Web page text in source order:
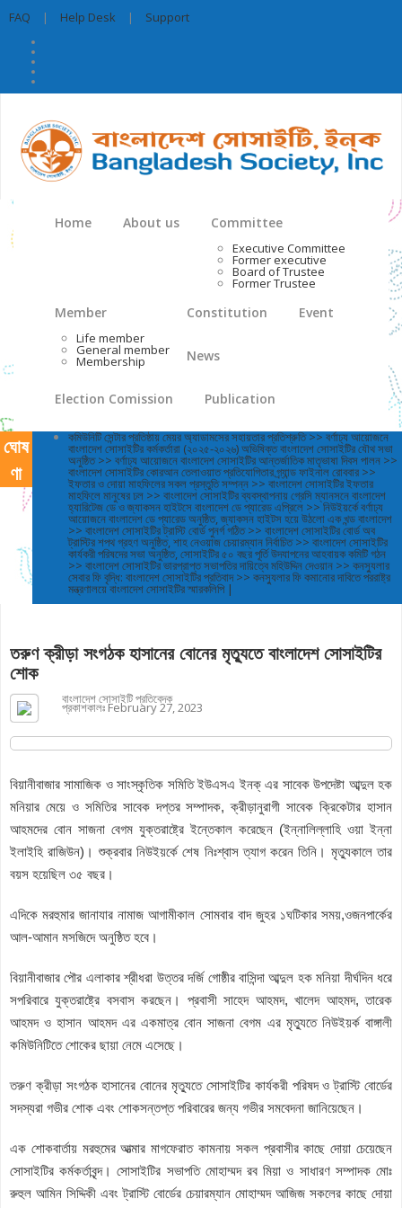
FAQ | Help Desk | Support
Home About us Committee
Executive Committee
Former executive
Board of Trustee
Former Trustee
Member
Life member
General member
Membership
Constitution Event
News
Election Comission Publication
Contacts
ঘোষ
ণা
কমিউনিটি সেন্টার প্রতিষ্ঠায় মেয়র অ্যাডামসের সহায়তার প্রতিশ্রুতি >> বর্ণাঢ্য আয়োজনে
বাংলাদেশ সোসাইটির কর্মকর্তারা (২০২৫-২০২৬) অভিষিক্ত বাংলাদেশ সোসাইটির যৌথ সভা
অনুষ্ঠিত >> বর্ণাঢ্য আয়োজনে বাংলাদেশ সোসাইটির আন্তর্জাতিক মাতৃভাষা দিবস পালন >>
বাংলাদেশ সোসাইটির কোরআন তেলাওয়াত প্রতিযোগিতার গ্র্যান্ড ফাইনাল রোববার >>
ইফতার ও দোয়া মাহফিলের সকল প্রস্তুতি সম্পন্ন >> বাংলাদেশ সোসাইটির ইফতার
মাহফিলে মানুষের ঢল >> বাংলাদেশ সোসাইটির ব্যবস্থাপনায় গ্রেসি ম্যানসনে বাংলাদেশ
হ্যারিটেজ ডে ও জ্যাকসন হাইটসে বাংলাদেশ ডে প্যারেড এপ্রিলে >> নিউইয়র্কে বর্ণাঢ্য
আয়োজনে বাংলাদেশ ডে প্যারেড অনুষ্ঠিত, জ্যাকসন হাইটস হয়ে উঠলো এক খন্ড বাংলাদেশ
>> বাংলাদেশ সোসাইটির ট্রাস্টি বোর্ড পুনর্গ গঠিত >> বাংলাদেশ সোসাইটির বোর্ড অব
ট্রাস্টির শপথ গ্রহণ অনুষ্ঠিত, শাহ নেওয়াজ চেয়ারম্যান নির্বাচিত >> বাংলাদেশ সোসাইটির
কার্যকরী পরিষদের সভা অনুষ্ঠিত, সোসাইটির ৫০ বছর পূর্তি উদযাপনের আহবায়ক কমিটি গঠন
>> বাংলাদেশ সোসাইটির ভারপ্রাপ্ত সভাপতির দায়িত্বে মহিউদ্দিন দেওয়ান >> কনস্যুলার
সেবার ফি বৃদ্ধি: বাংলাদেশ সোসাইটির প্রতিবাদ >> কনস্যুলার ফি কমানোর দাবিতে পররাষ্ট্র
মন্ত্রণালয়ে বাংলাদেশ সোসাইটির স্মারকলিপি |
তরুণ ক্রীড়া সংগঠক হাসানের বোনের মৃত্যুতে বাংলাদেশ সোসাইটির
শোক
বাংলাদেশ সোসাইটি প্রতিবেদক
প্রকাশকালঃFebruary 27, 2023
বিয়ানীবাজার সামাজিক ও সাংস্কৃতিক সমিতি ইউএসএ ইনক্ এর সাবেক উপদেষ্টা আব্দুল হক
মনিয়ার মেয়ে ও সমিতির সাবেক দপ্তর সম্পাদক, ক্রীড়ানুরাগী সাবেক ক্রিকেটার হাসান
আহমদের বোন সাজনা বেগম যুক্তরাষ্ট্রে ইন্তেকাল করেছেন (ইন্নালিল্লাহি ওয়া ইন্না
ইলাইহি রাজিউন)। শুক্রবার নিউইয়র্কে শেষ নিঃশ্বাস ত্যাগ করেন তিনি। মৃত্যুকালে তার
বয়স হয়েছিল ৩৫ বছর।
এদিকে মরহুমার জানাযার নামাজ আগামীকাল সোমবার বাদ জুহর ১ঘটিকার সময়,ওজনপার্কের
আল-আমান মসজিদে অনুষ্ঠিত হবে।
বিয়ানীবাজার পৌর এলাকার শ্রীধরা উত্তর দর্জি গোষ্ঠীর বাসিন্দা আব্দুল হক মনিয়া দীর্ঘদিন ধরে
সপরিবারে যুক্তরাষ্ট্রে বসবাস করছেন। প্রবাসী সাহেদ আহমদ, খালেদ আহমদ, তারেক
আহমদ ও হাসান আহমদ এর একমাত্র বোন সাজনা বেগম এর মৃত্যুতে নিউইয়র্ক বাঙ্গালী
কমিউনিটিতে শোকের ছায়া নেমে এসেছে।
তরুণ ক্রীড়া সংগঠক হাসানের বোনের মৃত্যুতে সোসাইটির কার্যকরী পরিষদ ও ট্রাস্টি বোর্ডের
সদস্যরা গভীর শোক এবং শোকসন্তপ্ত পরিবারের জন্য গভীর সমবেদনা জানিয়েছেন।
এক শোকবার্তায় মরহুমের আত্মার মাগফেরাত কামনায় সকল প্রবাসীর কাছে দোয়া চেয়েছেন
সোসাইটির কর্মকর্তাবৃন্দ। সোসাইটির সভাপতি মোহাম্মদ রব মিয়া ও সাধারণ সম্পাদক মোঃ
রুহুল আমিন সিদ্দিকী এবং ট্রাস্টি বোর্ডের চেয়ারম্যান মোহাম্মদ আজিজ সকলের কাছে দোয়া